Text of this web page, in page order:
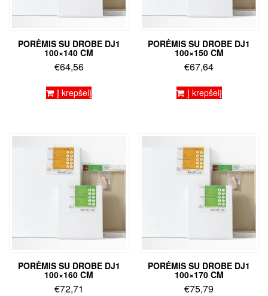
PORĖMIS SU DROBE DJ1
100×140 CM
€64,56
Į krepšelį
PORĖMIS SU DROBE DJ1
100×150 CM
€67,64
Į krepšelį
PORĖMIS SU DROBE DJ1
100×160 CM
€72,71
PORĖMIS SU DROBE DJ1
100×170 CM
€75,79